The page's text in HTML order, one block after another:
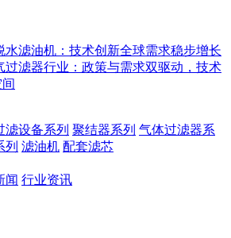
水滤油机：技术创新全球需求稳步增长
过滤器行业：政策与需求双驱动，技术
滤设备系列 聚结器系列 气体过滤器系
列 滤油机 配套滤芯
闻 行业资讯